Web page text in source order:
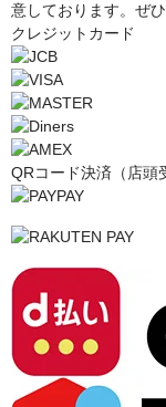
意しております。ぜ
クレジットカード
QRコード決済（店頭